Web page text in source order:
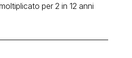
per 2 in 12 anni